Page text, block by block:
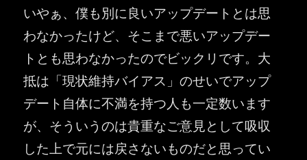
いやぁ、僕も別に良いアップデートとは思
わなかったけど、そこまで悪いアップデー
トとも思わなかったのでビックリです。大
抵は「現状維持バイアス」のせいでアップ
デート自体に不満を持つ人も一定数います
が、そういうのは貴重なご意見として吸収
した上で元には戻さないものだと思ってい